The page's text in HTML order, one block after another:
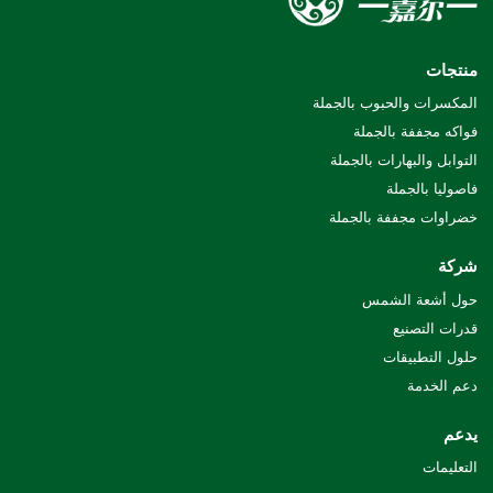
منتجات
المكسرات والحبوب بالجملة
فواكه مجففة بالجملة
التوابل والبهارات بالجملة
فاصوليا بالجملة
خضراوات مجففة بالجملة
شركة
حول أشعة الشمس
قدرات التصنيع
حلول التطبيقات
دعم الخدمة
يدعم
التعليمات